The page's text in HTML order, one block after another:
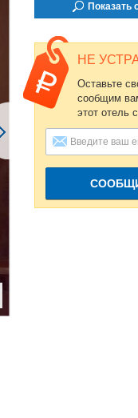
Показать
НЕ
Оставьте
сообщим
этот отель